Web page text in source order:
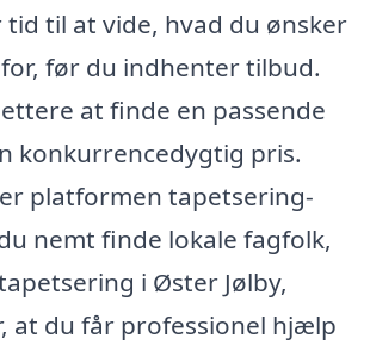
til at vide, hvad du ønsker
før du indhenter tilbud.
at finde en passende
konkurrencedygtig pris.
platformen tapetsering-
nemt finde lokale fagfolk,
i Øster Jølby,
at du får professionel hjælp